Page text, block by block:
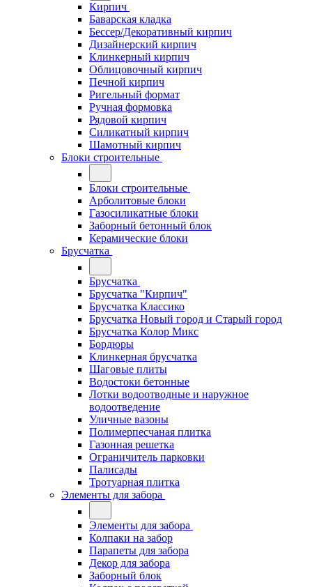
Кирпич
Баварская кладка
Бессер/Декоративный кирпич
Дизайнерский кирпич
Клинкерный кирпич
Облицовочный кирпич
Печной кирпич
Ригельный формат
Ручная формовка
Рядовой кирпич
Силикатный кирпич
Шамотный кирпич
Блоки строительные
Блоки строительные
Арболитовые блоки
Газосиликатные блоки
Заборный бетонный блок
Керамические блоки
Брусчатка
Брусчатка
Брусчатка "Кирпич"
Брусчатка Классико
Брусчатка Новый город и Старый город
Брусчатка Колор Микс
Бордюры
Клинкерная брусчатка
Шаговые плиты
Водостоки бетонные
Лотки водоотводные и наружное
водоотведение
Уличные вазоны
Полимерпесчаная плитка
Газонная решетка
Ограничитель парковки
Палисады
Тротуарная плитка
Элементы для забора
Элементы для забора
Колпаки на забор
Парапеты для забора
Декор для забора
Заборный блок